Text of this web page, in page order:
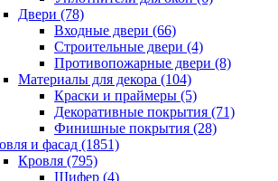
Двери (78)
Входные двери (66)
Строительные двери (4)
Противопожарные двери (8)
Материалы для декора (104)
Краски и праймеры (5)
Декоративные покрытия (71)
Финишные покрытия (28)
и фасад (1851)
Кровля (795)
Шифер (4)